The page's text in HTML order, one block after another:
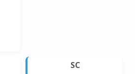
SC